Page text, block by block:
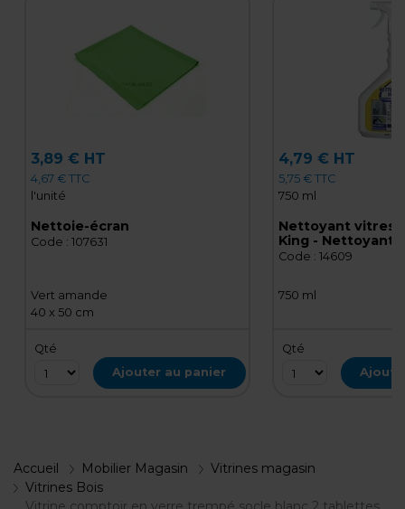
3,89 € HT
4,67 € TTC
l'unité
Nettoie-écran
Code : 107631
Vert amande
40 x 50 cm
Qté
Ajouter au panier
4,79 € HT
5,75 € TTC
750 ml
Nettoyant vitres
King - Nettoyant
Spray 750 ml
Code : 14609
750 ml
Qté
Accueil Mobilier Magasin
Vitrines magasin
Vitrines Bois